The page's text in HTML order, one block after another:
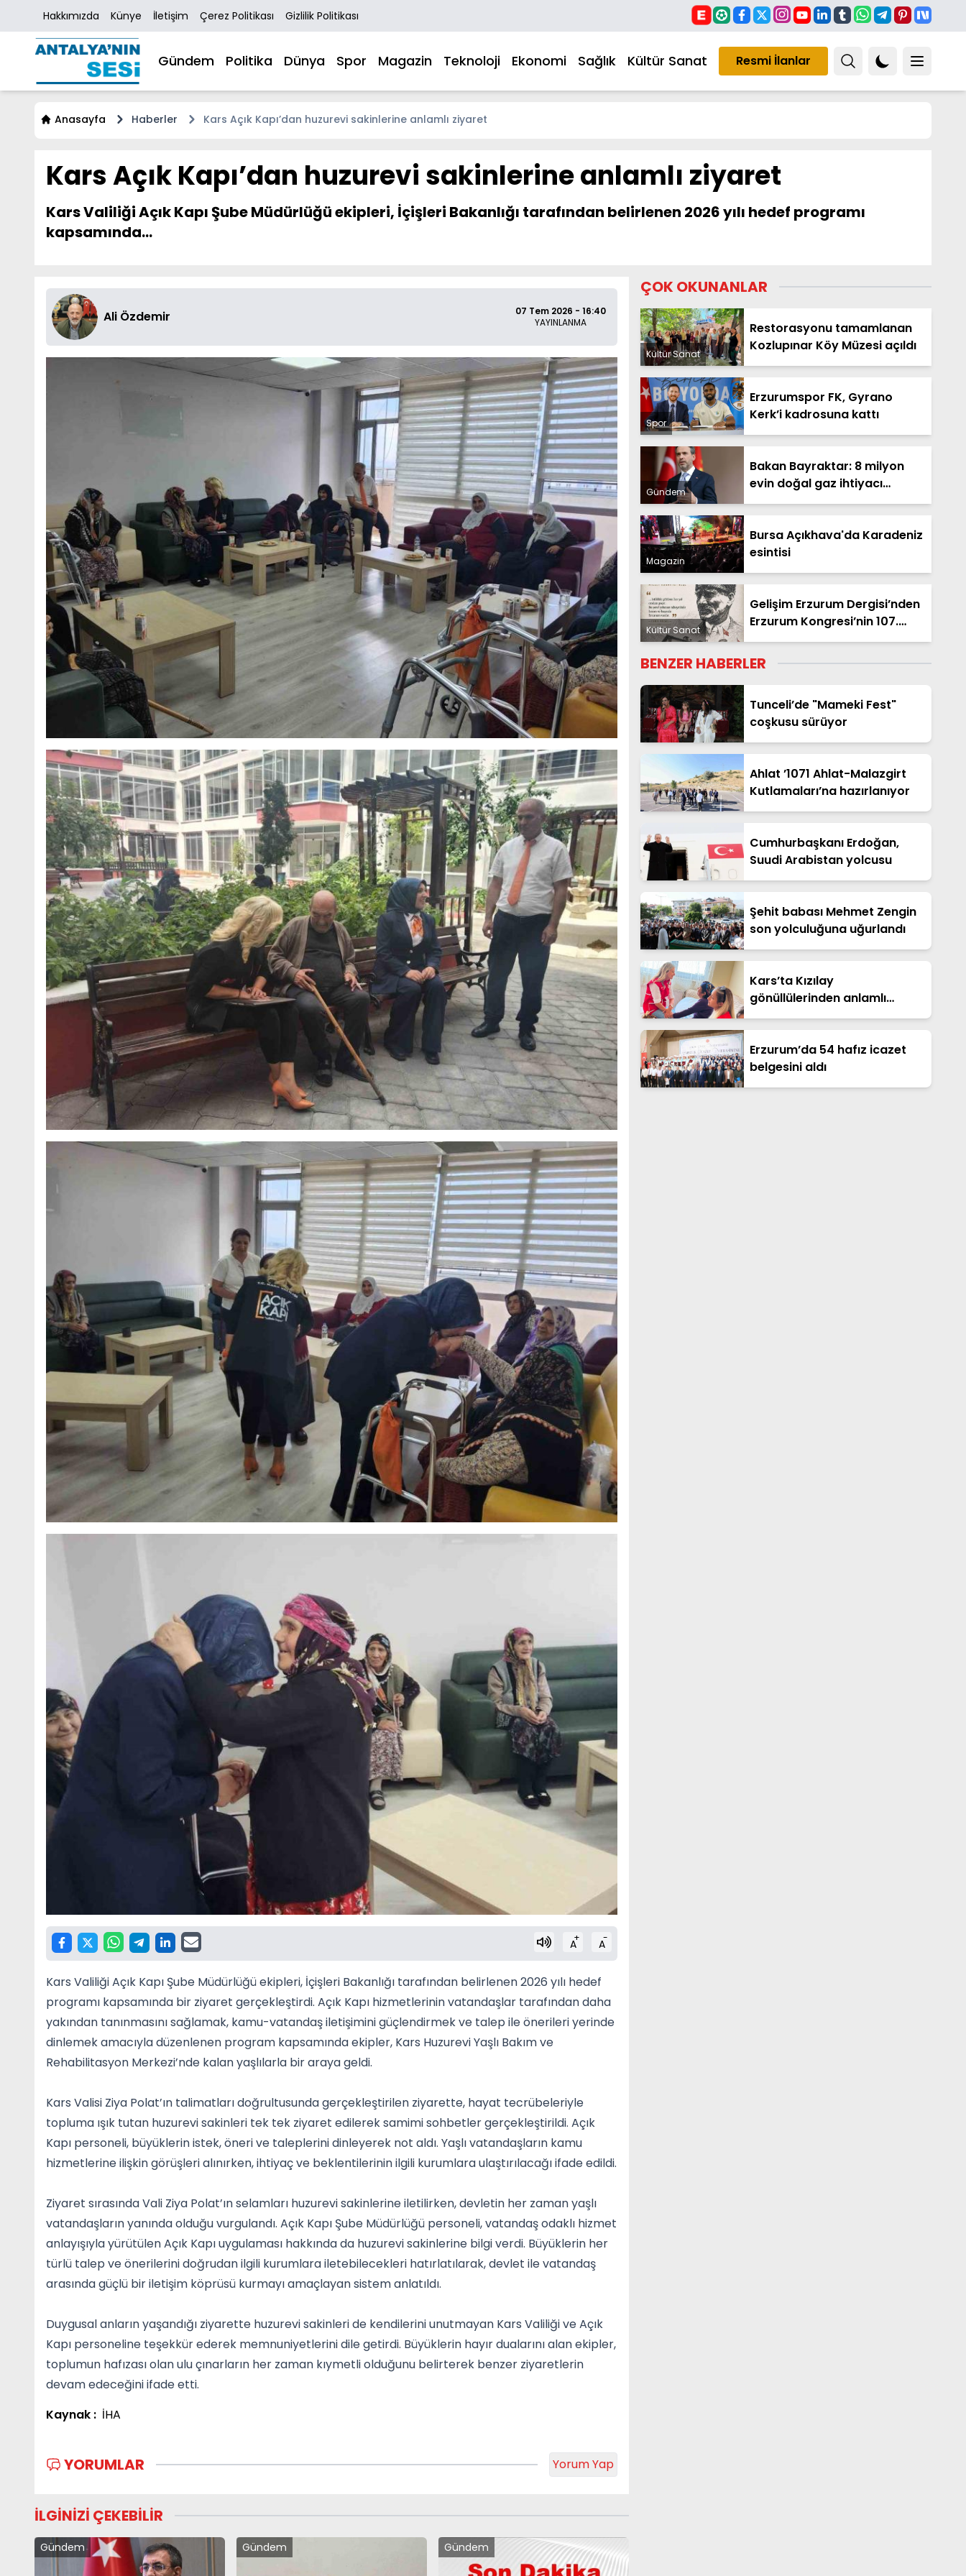
Hakkımızda Künye İletişim Çerez Politikası Gizlilik Politikası
Gündem Politika Dünya Spor Magazin Teknoloji Ekonomi Sağlık Kültür Sanat Resmi İlanlar
Anasayfa Haberler Kars Açık Kapı’dan huzurevi sakinlerine anlamlı ziyaret
Kars Açık Kapı’dan huzurevi sakinlerine anlamlı ziyaret
Kars Valiliği Açık Kapı Şube Müdürlüğü ekipleri, İçişleri Bakanlığı tarafından belirlenen 2026 yılı hedef programı
kapsamında...
Ali Özdemir
07 Tem 2026 - 16:40
YAYINLANMA
A+ A-
Kars Valiliği Açık Kapı Şube Müdürlüğü ekipleri, İçişleri Bakanlığı tarafından belirlenen 2026 yılı hedef
programı kapsamında bir ziyaret gerçekleştirdi. Açık Kapı hizmetlerinin vatandaşlar tarafından daha
yakından tanınmasını sağlamak, kamu-vatandaş iletişimini güçlendirmek ve talep ile önerileri yerinde
dinlemek amacıyla düzenlenen program kapsamında ekipler, Kars Huzurevi Yaşlı Bakım ve
Rehabilitasyon Merkezi’nde kalan yaşlılarla bir araya geldi.
Kars Valisi Ziya Polat’ın talimatları doğrultusunda gerçekleştirilen ziyarette, hayat tecrübeleriyle
topluma ışık tutan huzurevi sakinleri tek tek ziyaret edilerek samimi sohbetler gerçekleştirildi. Açık
Kapı personeli, büyüklerin istek, öneri ve taleplerini dinleyerek not aldı. Yaşlı vatandaşların kamu
hizmetlerine ilişkin görüşleri alınırken, ihtiyaç ve beklentilerinin ilgili kurumlara ulaştırılacağı ifade edildi.
Ziyaret sırasında Vali Ziya Polat’ın selamları huzurevi sakinlerine iletilirken, devletin her zaman yaşlı
vatandaşların yanında olduğu vurgulandı. Açık Kapı Şube Müdürlüğü personeli, vatandaş odaklı hizmet
anlayışıyla yürütülen Açık Kapı uygulaması hakkında da huzurevi sakinlerine bilgi verdi. Büyüklerin her
türlü talep ve önerilerini doğrudan ilgili kurumlara iletebilecekleri hatırlatılarak, devlet ile vatandaş
arasında güçlü bir iletişim köprüsü kurmayı amaçlayan sistem anlatıldı.
Duygusal anların yaşandığı ziyarette huzurevi sakinleri de kendilerini unutmayan Kars Valiliği ve Açık
Kapı personeline teşekkür ederek memnuniyetlerini dile getirdi. Büyüklerin hayır dualarını alan ekipler,
toplumun hafızası olan ulu çınarların her zaman kıymetli olduğunu belirterek benzer ziyaretlerin
devam edeceğini ifade etti.
Kaynak : İHA
YORUMLAR Yorum Yap
İLGİNİZİ ÇEKEBİLİR
Gündem Gündem Gündem
ÇOK OKUNANLAR
Kültür Sanat
Restorasyonu tamamlanan
Kozlupınar Köy Müzesi açıldı
Spor
Erzurumspor FK, Gyrano
Kerk’i kadrosuna kattı
Gündem
Bakan Bayraktar: 8 milyon
evin doğal gaz ihtiyacı
Sakarya Gaz Sahamızdan
Magazin
Bursa Açıkhava'da Karadeniz
esintisi
Kültür Sanat
Gelişim Erzurum Dergisi’nden
Erzurum Kongresi’nin 107.
yılına özel anlamlı sayı
BENZER HABERLER
Tunceli’de "Mameki Fest"
coşkusu sürüyor
Ahlat ’1071 Ahlat-Malazgirt
Kutlamaları’na hazırlanıyor
Cumhurbaşkanı Erdoğan,
Suudi Arabistan yolcusu
Şehit babası Mehmet Zengin
son yolculuğuna uğurlandı
Kars’ta Kızılay
gönüllülerinden anlamlı
hizmet: Evde bakım
ihtiyaçlara dokunuyorlar
Erzurum’da 54 hafız icazet
belgesini aldı